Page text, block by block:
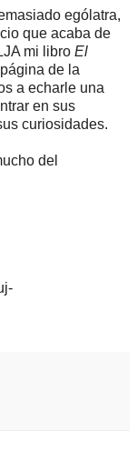
ególatra,
que acaba de
mi libro El
de la
a echarle una
en sus
curiosidades.
del